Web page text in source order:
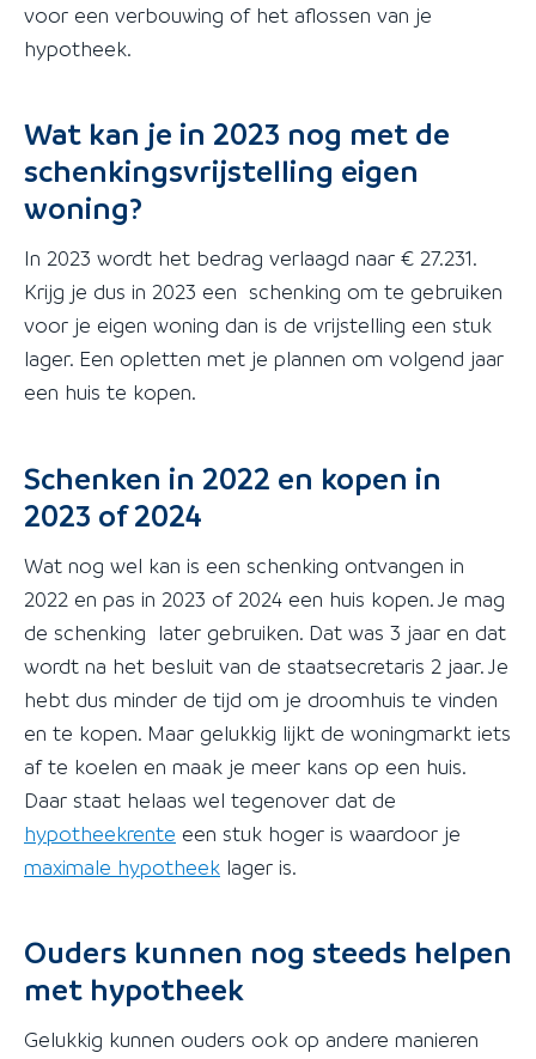
voor een verbouwing of het aflossen van je
hypotheek.
Wat kan je in 2023 nog met de
schenkingsvrijstelling eigen
woning?
In 2023 wordt het bedrag verlaagd naar € 27.231.
Krijg je dus in 2023 een schenking om te gebruiken
voor je eigen woning dan is de vrijstelling een stuk
lager. Een opletten met je plannen om volgend jaar
een huis te kopen.
Schenken in 2022 en kopen in
2023 of 2024
Wat nog wel kan is een schenking ontvangen in
2022 en pas in 2023 of 2024 een huis kopen. Je mag
de schenking later gebruiken. Dat was 3 jaar en dat
wordt na het besluit van de staatsecretaris 2 jaar. Je
hebt dus minder de tijd om je droomhuis te vinden
en te kopen. Maar gelukkig lijkt de woningmarkt iets
af te koelen en maak je meer kans op een huis.
Daar staat helaas wel tegenover dat de
hypotheekrente een stuk hoger is waardoor je
maximale hypotheek lager is.
Ouders kunnen nog steeds helpen
met hypotheek
Gelukkig kunnen ouders ook op andere manieren